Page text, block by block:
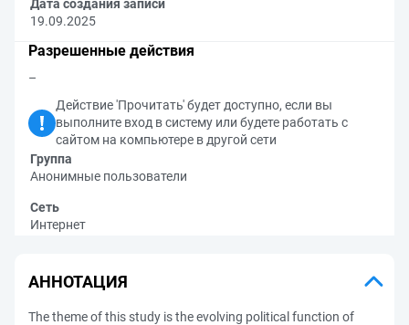
Дата создания записи
19.09.2025
Разрешенные действия
–
Действие 'Прочитать' будет доступно, если вы
выполните вход в систему или будете работать с
сайтом на компьютере в другой сети
Группа
Анонимные пользователи
Сеть
Интернет
АННОТАЦИЯ
The theme of this study is the evolving political function of